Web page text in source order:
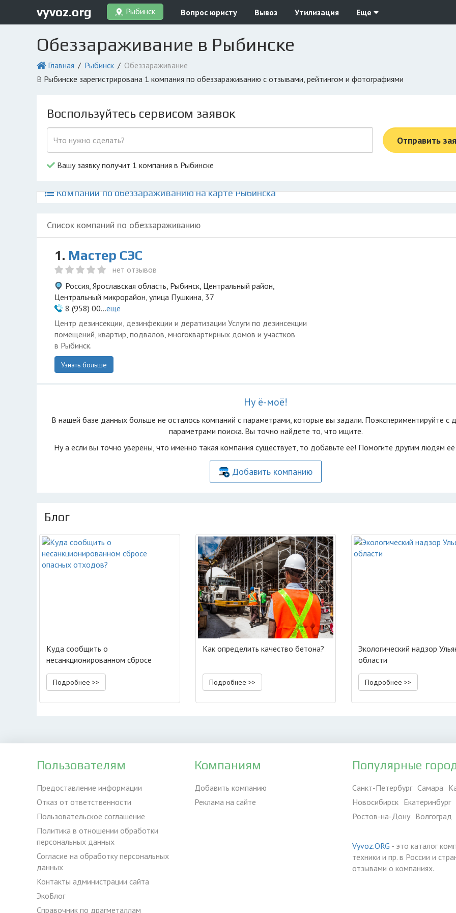
vyvoz.org Рыбинск Вопрос юристу Вывоз Утилизация Еще
Обеззараживание в Рыбинске
Главная Рыбинск
Обеззараживание
в Рыбинске зарегистрирована 1 компания по обеззараживанию с отзывами, рейтингом и фотографиями
Воспользуйтесь сервисом заявок
Отправить
Вашу заявку получит 1 компания в Рыбинске
Компании по обеззараживанию на карте Рыбинска
Список компаний по обеззараживанию
1. Мастер СЭС
нет отзывов
Россия, Ярославская область, Рыбинск, Центральный район,
Центральный микрорайон, улица Пушкина, 37
8 (958) 00...ещё
Центр дезинсекции, дезинфекции и дератизации Услуги по дезинсекции
помещений, квартир, подвалов, многоквартирных домов и участков
в Рыбинск.
Узнать больше
Ну ё-моё!
В нашей базе данных больше не осталоcь компаний с параметрами, которые вы задали. Поэкспериментируйте с
параметрами поиска. Вы точно найдете то, что ищите.
Ну а если вы точно уверены, что именно такая компания существует, то добавьте её! Помогите другим людям
Добавить компанию
Блог
Куда сообщить о
несанкционированном сбросе
опасных отходов?
Подробнее >>
Как определить качество бетона?
Подробнее >>
Экологический надзор
области
Подробнее >>
Пользователям
Предоставление информации
Отказ от ответственности
Пользовательское соглашение
Политика в отношении обработки
персональных данных
Согласие на обработку персональных
данных
Контакты администрации сайта
ЭкоБлог
Справочник по драгметаллам
Компаниям
Добавить компанию
Реклама на сайте
Популярные
Санкт-Петербург Самара
Новосибирск Екатеринбург
Ростов-на-Дону Волгоград
Vyvoz.ORG - это каталог
техники и пр. в России и
отзывами о компаниях.